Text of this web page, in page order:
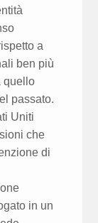
a
ben più
quello
passato.
Uniti
che
di
in un